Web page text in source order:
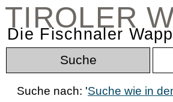
TIROLER
Die Fischnaler
Suche
Suche nach: 'Suche wie in